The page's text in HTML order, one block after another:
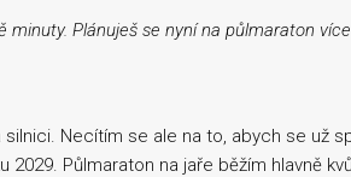
minuty. Plánuješ se nyní na půlmaraton
Necítím se ale na to, abych se už
2029. Půlmaraton na jaře běžím hlavně